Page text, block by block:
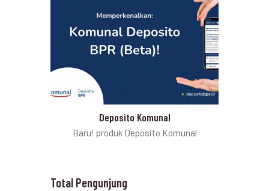
Deposito Komunal
Baru! produk Deposito Komunal
Total Pengunjung